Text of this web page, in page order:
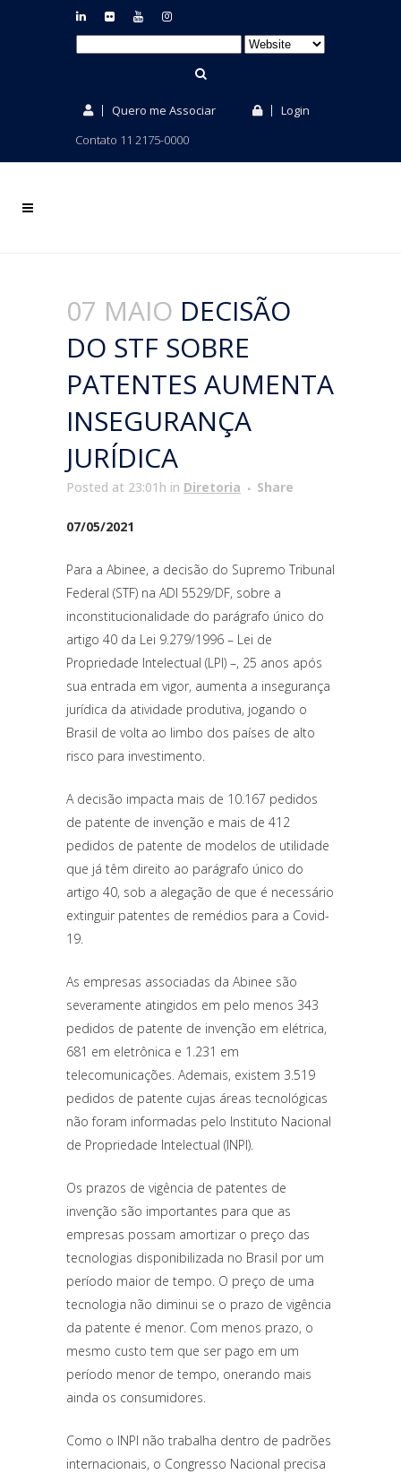
Quero me Associar
Login
Contato 11 2175-0000
07 MAIO DECISÃO
DO STF SOBRE
PATENTES AUMENTA
INSEGURANÇA
JURÍDICA
Posted at 23:01h in Diretoria Share
07/05/2021
Para a Abinee, a decisão do Supremo Tribunal
Federal (STF) na ADI 5529/DF, sobre a
inconstitucionalidade do parágrafo único do
artigo 40 da Lei 9.279/1996 – Lei de
Propriedade Intelectual (LPI) –, 25 anos após
sua entrada em vigor, aumenta a insegurança
jurídica da atividade produtiva, jogando o
Brasil de volta ao limbo dos países de alto
risco para investimento.
A decisão impacta mais de 10.167 pedidos
de patente de invenção e mais de 412
pedidos de patente de modelos de utilidade
que já têm direito ao parágrafo único do
artigo 40, sob a alegação de que é necessário
extinguir patentes de remédios para a Covid-
19.
As empresas associadas da Abinee são
severamente atingidos em pelo menos 343
pedidos de patente de invenção em elétrica,
681 em eletrônica e 1.231 em
telecomunicações. Ademais, existem 3.519
pedidos de patente cujas áreas tecnológicas
não foram informadas pelo Instituto Nacional
de Propriedade Intelectual (INPI).
Os prazos de vigência de patentes de
invenção são importantes para que as
empresas possam amortizar o preço das
tecnologias disponibilizada no Brasil por um
período maior de tempo. O preço de uma
tecnologia não diminui se o prazo de vigência
da patente é menor. Com menos prazo, o
mesmo custo tem que ser pago em um
período menor de tempo, onerando mais
ainda os consumidores.
Como o INPI não trabalha dentro de padrões
internacionais, o Congresso Nacional precisa